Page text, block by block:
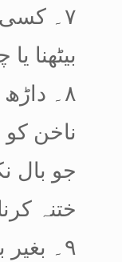
۷۔
بیٹھنا
۸۔
ناخن کو
جو بال
ختنہ
۹۔